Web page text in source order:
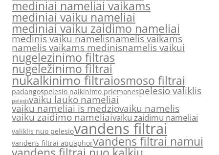
mediniai nameliai vaikams
mediniai vaiku nameliai
mediniai vaiku zaidimo nameliai
medinis vaiku namelisnamelis vaikams
namelis vaikams medinisnamelis vaikui
nugelezinimo filtras
nugeležinimo filtrai
nukalkinimo filtraiosmoso filtrai
padangospelesio naikinimo priemonespelesio valiklis
pelesisvaiku lauko nameliai
vaiku nameliai is medziovaiku namelis
vaiku zaidimo nameliaivaiku zaidimu nameliai
valiklis nuo pelesiovandens filtrai
vandens filtrai aquaphorvandens filtrai namui